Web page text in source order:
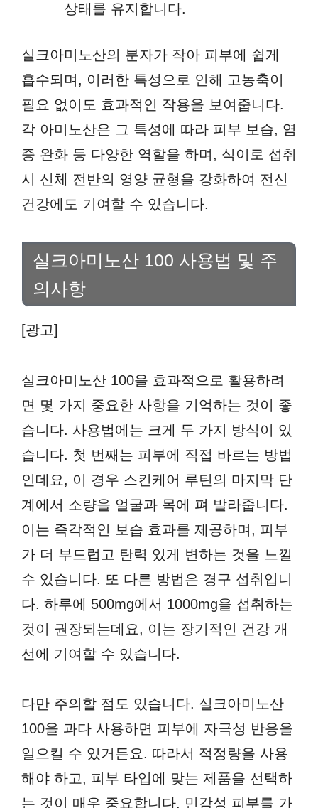
상태를 유지합니다.
실크아미노산의 분자가 작아 피부에 쉽게
흡수되며, 이러한 특성으로 인해 고농축이
필요 없이도 효과적인 작용을 보여줍니다.
각 아미노산은 그 특성에 따라 피부 보습, 염
증 완화 등 다양한 역할을 하며, 식이로 섭취
시 신체 전반의 영양 균형을 강화하여 전신
건강에도 기여할 수 있습니다.
실크아미노산 100 사용법 및 주
의사항
[광고]
실크아미노산 100을 효과적으로 활용하려
면 몇 가지 중요한 사항을 기억하는 것이 좋
습니다. 사용법에는 크게 두 가지 방식이 있
습니다. 첫 번째는 피부에 직접 바르는 방법
인데요, 이 경우 스킨케어 루틴의 마지막 단
계에서 소량을 얼굴과 목에 펴 발라줍니다.
이는 즉각적인 보습 효과를 제공하며, 피부
가 더 부드럽고 탄력 있게 변하는 것을 느낄
수 있습니다. 또 다른 방법은 경구 섭취입니
다. 하루에 500mg에서 1000mg을 섭취하는
것이 권장되는데요, 이는 장기적인 건강 개
선에 기여할 수 있습니다.
다만 주의할 점도 있습니다. 실크아미노산
100을 과다 사용하면 피부에 자극성 반응을
일으킬 수 있거든요. 따라서 적정량을 사용
해야 하고, 피부 타입에 맞는 제품을 선택하
는 것이 매우 중요합니다. 민감성 피부를 가